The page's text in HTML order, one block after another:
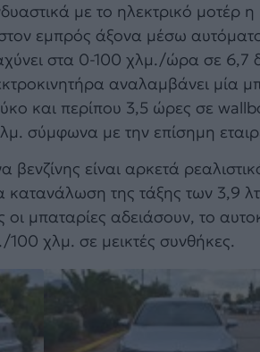
με το ηλεκτρικό μοτέρ η
εμπρός άξονα μέσω
στα 0-100 χλμ./ώρα σε 6,7
αναλαμβάνει μία
και περίπου 3,5 ώρες σε
σύμφωνα με την επίσημη
είναι αρκετά
κατανάλωση της τάξης των 3,9
μπαταρίες αδειάσουν, το
χλμ. σε μεικτές συνθήκες.